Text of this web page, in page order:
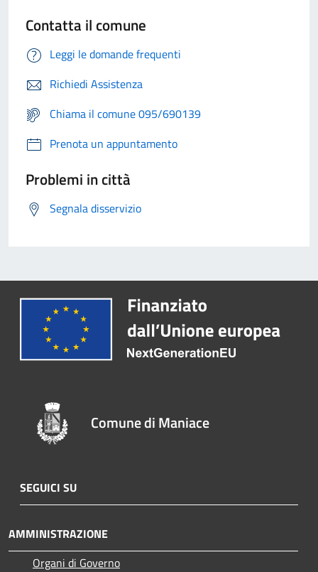
Contatta il comune
Leggi le domande frequenti
Richiedi Assistenza
Chiama il comune 095/690139
Prenota un appuntamento
Problemi in città
Segnala disservizio
Comune di Maniace
SEGUICI SU
AMMINISTRAZIONE
Organi di Governo